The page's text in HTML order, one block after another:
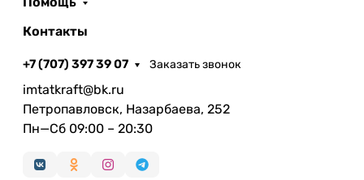
Контакты
+7 (707) 397 39 07 Заказать звонок
imtatkraft@bk.ru
Петропавловск, Назарбаева, 252
Пн—Сб 09:00 – 20:30